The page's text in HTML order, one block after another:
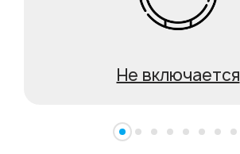
Не включается